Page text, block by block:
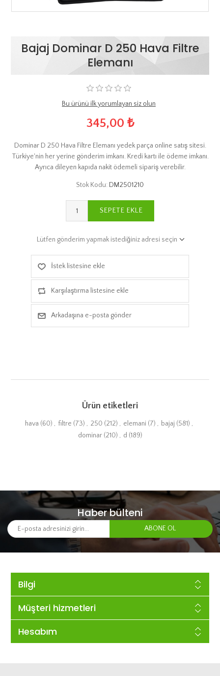
Bajaj Dominar D 250 Hava Filtre
Elemanı
Bu ürünü ilk yorumlayan siz olun
345,00 ₺
Dominar D 250 Hava Filtre Elemanı yedek parça online satış sitesi.
Türkiye'nin her yerine gönderim imkanı. Kredi kartı ile ödeme imkanı.
Ayrıca dileyen kapıda nakit ödemeli sipariş verebilir.
Stok Kodu: DM2501210
SEPETE EKLE
Lütfen gönderim yapmak istediğiniz adresi seçin
İstek listesine ekle
Karşılaştırma listesine ekle
Arkadaşına e-posta gönder
Ürün etiketleri
hava (60) , filtre (73) , 250 (212) , elemani (7) , bajaj (581) ,
dominar (210) , d (189)
Haber bülteni
Bilgi
Müşteri hizmetleri
Hesabım